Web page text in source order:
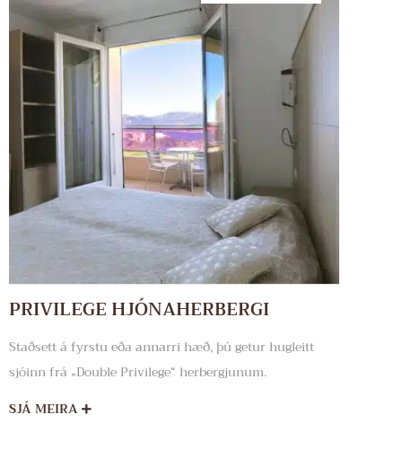
PRIVILEGE HJÓNAHERBERGI
Staðsett á fyrstu eða annarri hæð, þú getur hugleitt
sjóinn frá „Double Privilege“ herbergjunum.
SJÁ MEIRA